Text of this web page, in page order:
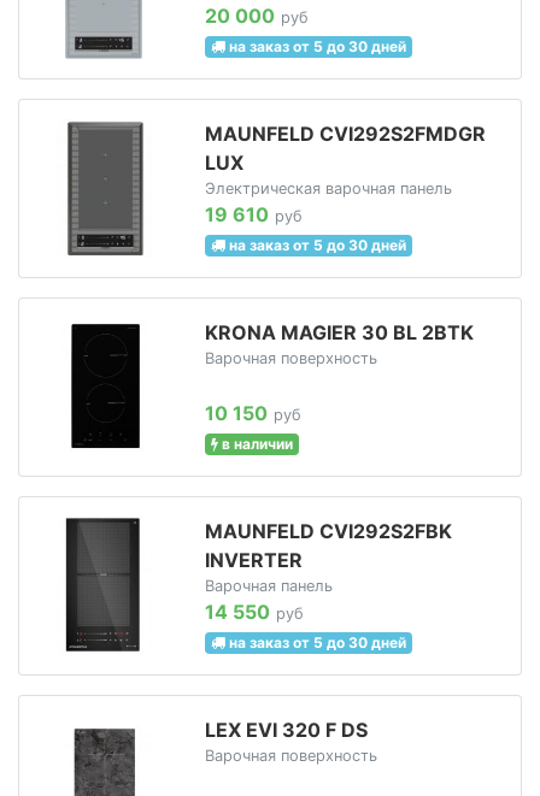
20 000 руб
на заказ от 5 до 30 дней
MAUNFELD CVI292S2FMDGR
LUX
Электрическая варочная панель
19 610 руб
на заказ от 5 до 30 дней
KRONA MAGIER 30 BL 2BTK
Варочная поверхность
10 150 руб
в наличии
MAUNFELD CVI292S2FBK
INVERTER
Варочная панель
14 550 руб
на заказ от 5 до 30 дней
LEX EVI 320 F DS
Варочная поверхность